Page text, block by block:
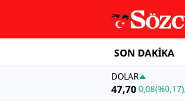
SON DAKİKA
DOLAR
47,700,08(%0,17)